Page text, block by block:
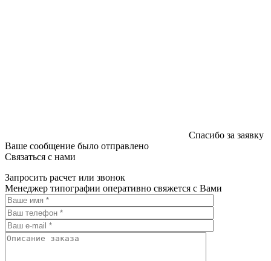
Спасибо за заявку
Ваше сообщение было отправлено
Связаться с нами
Запросить расчет или звонок
Менеджер типографии оперативно свяжется с Вами